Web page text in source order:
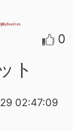
0
ト
02:47:09